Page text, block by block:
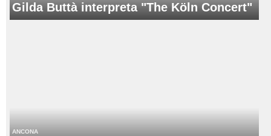
Gilda Buttà interpreta "The Köln Concert"
ANCONA